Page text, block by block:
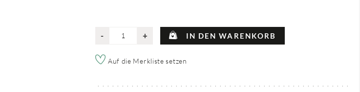
- + IN DEN WARENKORB
Auf die Merkliste setzen